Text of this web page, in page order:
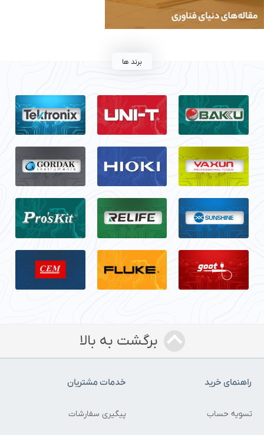
برند ها
برگشت به بالا
راهنمای خرید
تسویه حساب
خدمات مشتریان
پیگیری سفارشات